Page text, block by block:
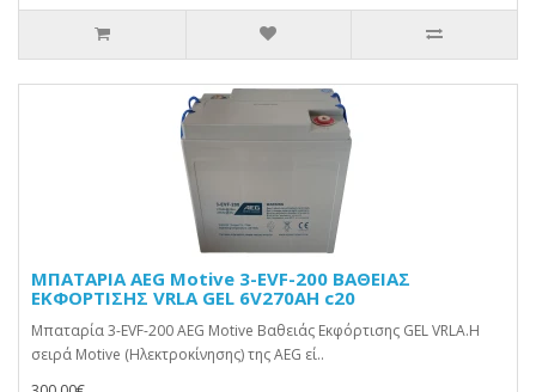
ΜΠΑΤΑΡΙΑ AEG Motive 3-EVF-200 ΒΑΘΕΙΑΣ
ΕΚΦΟΡΤΙΣΗΣ VRLA GEL 6V270AH c20
Μπαταρία 3-EVF-200 AEG Motive Βαθειάς Εκφόρτισης GEL VRLA.Η
σειρά Motive (Ηλεκτροκίνησης) της AEG εί..